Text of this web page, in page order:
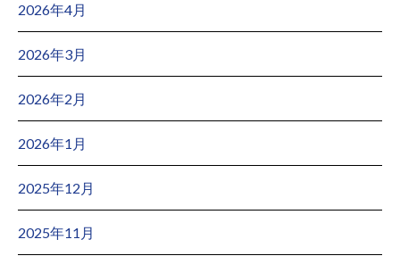
2026年4月
2026年3月
2026年2月
2026年1月
2025年12月
2025年11月